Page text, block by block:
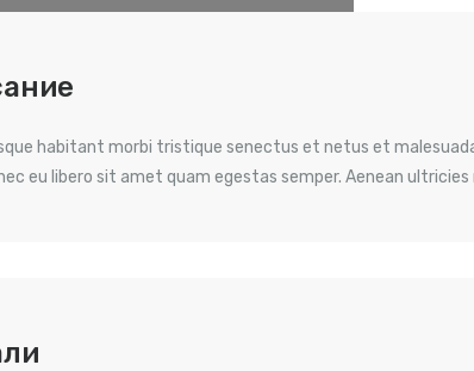
habitant morbi tristique senectus et netus et
eu libero sit amet quam egestas semper. Aenean